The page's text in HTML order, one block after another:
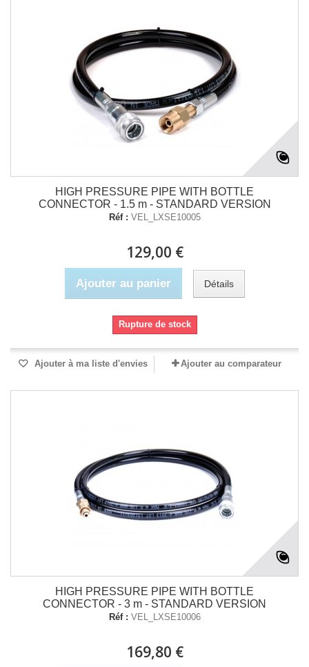
HIGH PRESSURE PIPE WITH BOTTLE
CONNECTOR - 1.5 m - STANDARD VERSION
Réf : VEL_LXSE10005
129,00 €
Ajouter au panier Détails
Rupture de stock
Ajouter à ma liste d'envies Ajouter au comparateur
HIGH PRESSURE PIPE WITH BOTTLE
CONNECTOR - 3 m - STANDARD VERSION
Réf : VEL_LXSE10006
169,80 €